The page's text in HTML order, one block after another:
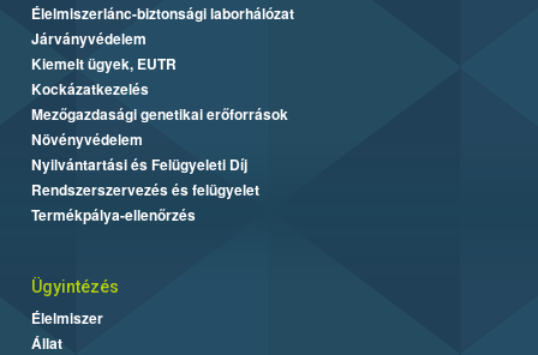
Élelmiszerlánc-biztonsági laborhálózat
Járványvédelem
Kiemelt ügyek, EUTR
Kockázatkezelés
Mezőgazdasági genetikai erőforrások
Növényvédelem
Nyilvántartási és Felügyeleti Díj
Rendszerszervezés és felügyelet
Termékpálya-ellenőrzés
Ügyintézés
Élelmiszer
Állat